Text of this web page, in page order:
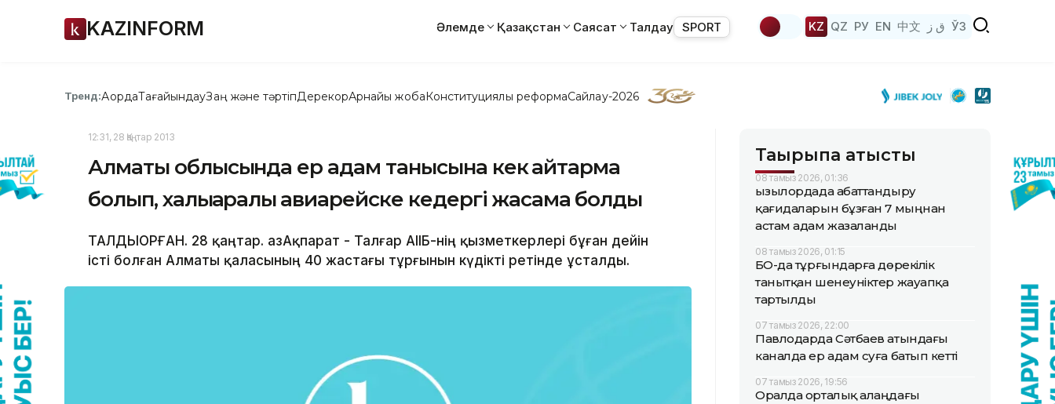
KAZINFORM Әлемде Қазақстан Саясат Талдау SPORT KZ QZ РУ EN 中文 ق ز ЎЗ
Тренд:АқордаТағайындауЗаң және тәртіпДерекқорАрнайы жобаКонституциялық реформаСайлау-2026
12:31, 28 Қаңтар 2013
Алматы облысында ер адам танысына кек қайтармақ
болып, халықаралық авиарейске кедергі жасамақ болды
ТАЛДЫҚОРҒАН. 28 қаңтар. ҚазАқпарат - Талғар АІІБ-нің қызметкерлері бұған дейін
істі болған Алматы қаласының 40 жастағы тұрғынын күдікті ретінде ұсталды.
Тақырыпқа қатысты
08 тамыз 2026, 01:36
Қызылордада абаттандыру
қағидаларын бұзған 7 мыңнан
астам адам жазаланды
08 тамыз 2026, 01:15
БҚО-да тұрғындарға дөрекілік
танытқан шенеуніктер жауапқа
тартылды
07 тамыз 2026, 22:00
Павлодарда Сәтбаев атындағы
каналда ер адам суға батып кетті
07 тамыз 2026, 19:56
Оралда орталық алаңдағы